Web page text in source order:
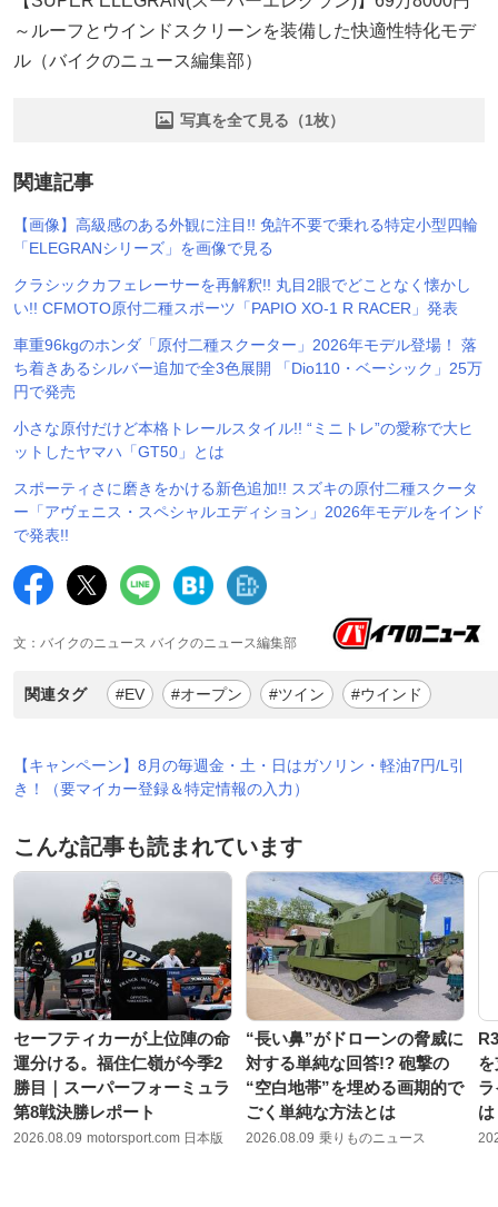
～ルーフとウインドスクリーンを装備した快適性特化モデ
ル（バイクのニュース編集部）
写真を全て見る（1枚）
関連記事
【画像】高級感のある外観に注目!! 免許不要で乗れる特定小型四輪
「ELEGRANシリーズ」を画像で見る
クラシックカフェレーサーを再解釈!! 丸目2眼でどことなく懐かし
い!! CFMOTO原付二種スポーツ「PAPIO XO-1 R RACER」発表
車重96kgのホンダ「原付二種スクーター」2026年モデル登場！ 落
ち着きあるシルバー追加で全3色展開 「Dio110・ベーシック」25万
円で発売
小さな原付だけど本格トレールスタイル!! “ミニトレ”の愛称で大ヒ
ットしたヤマハ「GT50」とは
スポーティさに磨きをかける新色追加!! スズキの原付二種スクータ
ー「アヴェニス・スペシャルエディション」2026年モデルをインド
で発表!!
文：バイクのニュース バイクのニュース編集部
関連タグ #EV #オープン #ツイン #ウインド
【キャンペーン】8月の毎週金・土・日はガソリン・軽油7円/L引
き！（要マイカー登録＆特定情報の入力）
こんな記事も読まれています
セーフティカーが上位陣の命
運分ける。福住仁嶺が今季2
勝目｜スーパーフォーミュラ
第8戦決勝レポート
2026.08.09 motorsport.com 日本版
“長い鼻”がドローンの脅威に
対する単純な回答!? 砲撃の
“空白地帯”を埋める画期的で
ごく単純な方法とは
2026.08.09 乗りものニュース
は